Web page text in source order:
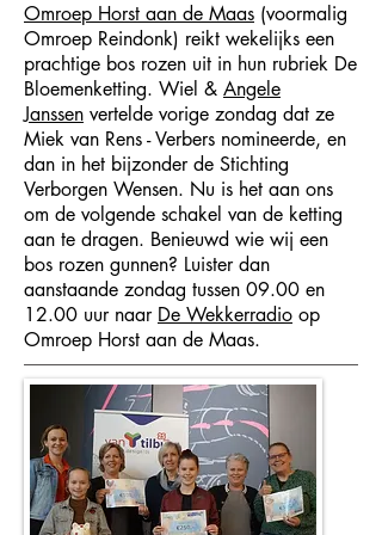
Omroep Horst aan de Maas (voormalig
Omroep Reindonk) reikt wekelijks een
prachtige bos rozen uit in hun rubriek De
Bloemenketting. Wiel & Angele
Janssen vertelde vorige zondag dat ze
Miek van Rens - Verbers nomineerde, en
dan in het bijzonder de Stichting
Verborgen Wensen. Nu is het aan ons
om de volgende schakel van de ketting
aan te dragen. Benieuwd wie wij een
bos rozen gunnen? Luister dan
aanstaande zondag tussen 09.00 en
12.00 uur naar De Wekkerradio op
Omroep Horst aan de Maas.